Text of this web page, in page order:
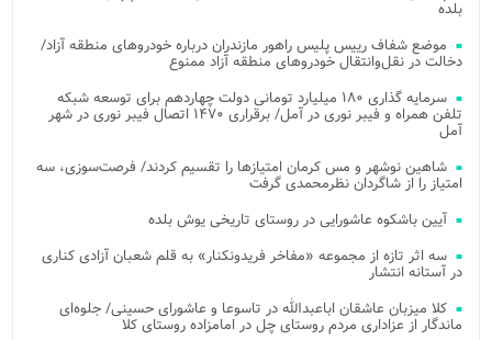
بلده
موضع شفاف رییس پلیس راهور مازندران درباره خودروهای منطقه آزاد/
دخالت در نقل‌وانتقال خودروهای منطقه آزاد ممنوع
سرمایه گذاری ۱۸۰ میلیارد تومانی دولت چهاردهم برای توسعه شبکه
تلفن همراه و فیبر نوری در آمل/ برقراری ۱۴۷۰ اتصال فیبر نوری در شهر
آمل
شاهین نوشهر و مس کرمان امتیازها را تقسیم کردند/ فرصت‌سوزی، سه
امتیاز را از شاگردان نظرمحمدی گرفت
آیین باشکوه عاشورایی در روستای تاریخی یوش بلده
سه اثر تازه از مجموعه «مفاخر فریدونکنار» به قلم شعبان آزادی کناری
در آستانه انتشار
کلا میزبان عاشقان اباعبدالله در تاسوعا و عاشورای حسینی/ جلوه‌ای
ماندگار از عزاداری مردم روستای چل در امامزاده روستای کلا